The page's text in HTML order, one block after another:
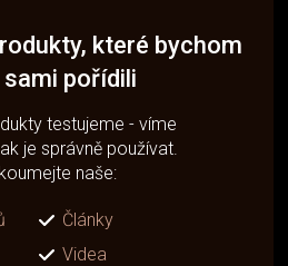
které bychom
sami pořídili
testujeme - víme
je správně používat.
naše:
Články
Videa